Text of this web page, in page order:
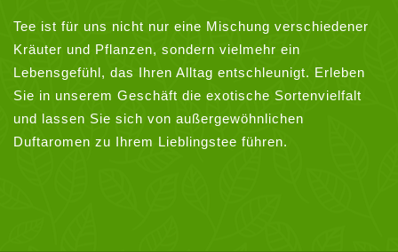
Tee ist für uns nicht nur eine Mischung verschiedener
Kräuter und Pflanzen, sondern vielmehr ein
Lebensgefühl, das Ihren Alltag entschleunigt. Erleben
Sie in unserem Geschäft die exotische Sortenvielfalt
und lassen Sie sich von außergewöhnlichen
Duftaromen zu Ihrem Lieblingstee führen.